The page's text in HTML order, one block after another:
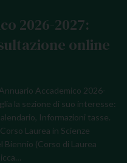
2026-2027:
online
Accademico 2026-
la sezione di suo interesse:
Informazioni tasse.
Laurea in Scienze
Biennio (Corso di Laurea